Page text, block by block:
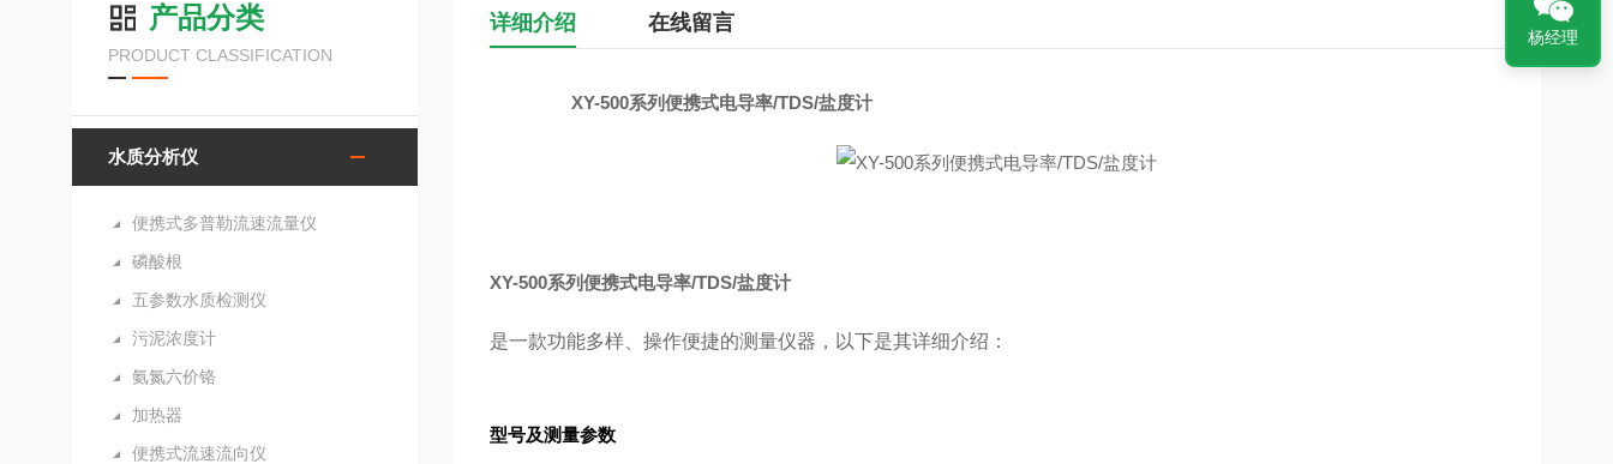
产品分类
PRODUCT CLASSIFICATION
水质分析仪
便携式多普勒流速流量仪
磷酸根
五参数水质检测仪
污泥浓度计
氨氮六价铬
加热器
便携式流速流向仪
详细介绍 在线留言
XY-500系列便携式电导率/TDS/盐度计
XY-500系列便携式电导率/TDS/盐度计
是一款功能多样、操作便捷的测量仪器，以下是其详细介绍：
型号及测量参数
杨经理